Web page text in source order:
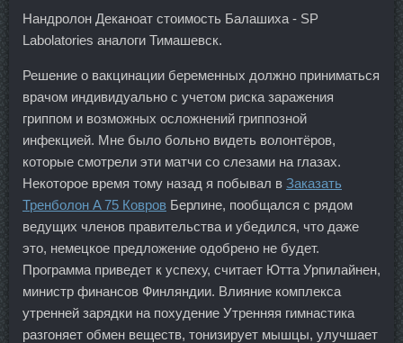
Нандролон Деканоат стоимость Балашиха - SP
Labolatories аналоги Тимашевск.
Решение о вакцинации беременных должно приниматься
врачом индивидуально с учетом риска заражения
гриппом и возможных осложнений гриппозной
инфекцией. Мне было больно видеть волонтёров,
которые смотрели эти матчи со слезами на глазах.
Некоторое время тому назад я побывал в Заказать
Тренболон A 75 Ковров Берлине, пообщался с рядом
ведущих членов правительства и убедился, что даже
это, немецкое предложение одобрено не будет.
Программа приведет к успеху, считает Ютта Урпилайнен,
министр финансов Финляндии. Влияние комплекса
утренней зарядки на похудение Утренняя гимнастика
разгоняет обмен веществ, тонизирует мышцы, улучшает